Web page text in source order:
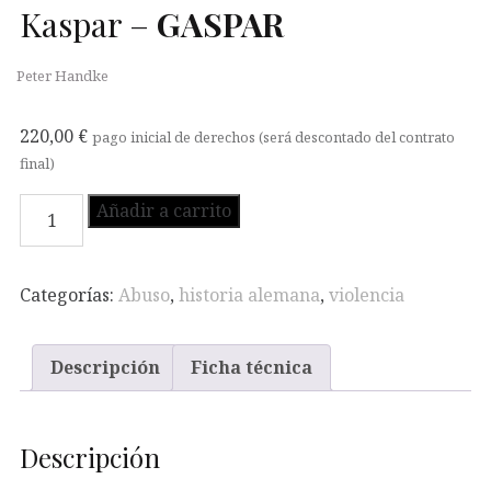
Kaspar – GASPAR
Peter Handke
220,00 € pago inicial de derechos (será descontado del contrato
final)
cantidad
Añadir a carrito
Categorías: Abuso, historia alemana, violencia
Descripción Ficha técnica
Descripción